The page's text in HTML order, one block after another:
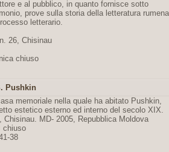
e al pubblico, in quanto fornisce sotto
prove sulla storia della letteratura rumena
letterario.
26, Chisinau
chiuso
Pushkin
memoriale nella quale ha abitato Pushkin,
estetico esterno ed interno del secolo XIX.
Chisinau. MD- 2005, Repubblica Moldova
chiuso
38